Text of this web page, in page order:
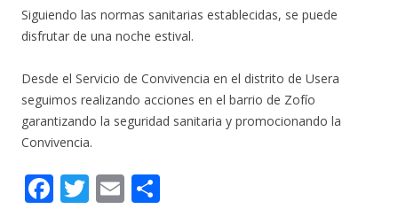
Siguiendo las normas sanitarias establecidas, se puede
disfrutar de una noche estival.
Desde el Servicio de Convivencia en el distrito de Usera
seguimos realizando acciones en el barrio de Zofío
garantizando la seguridad sanitaria y promocionando la
Convivencia.
F T E